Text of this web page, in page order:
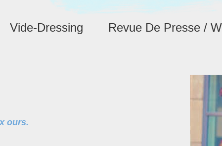
Vide-Dressing Revue De Presse /
ours.